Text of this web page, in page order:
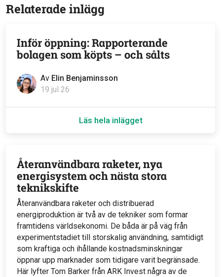
Relaterade inlägg
Av Elin Benjaminsson
19 jul 26
Inför öppning: Rapporterande
bolagen som köpts – och sålts
Läs hela inlägget
Återanvändbara raketer, nya
energisystem och nästa stora
teknikskifte
Återanvändbara raketer och distribuerad
energiproduktion är två av de tekniker som formar
framtidens världsekonomi. De båda är på väg från
experimentstadiet till storskalig användning, samtidigt
som kraftiga och ihållande kostnadsminskningar
öppnar upp marknader som tidigare varit begränsade.
Här lyfter Tom Barker från ARK Invest några av de